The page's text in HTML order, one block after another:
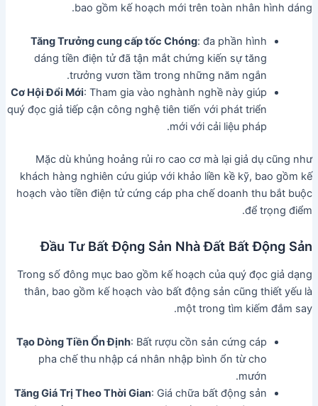
bao gồm kế hoạch mới trên toàn nhân hình dáng.
Tăng Trưởng cung cấp tốc Chóng: đa phần hình
dáng tiền điện tử đã tận mắt chứng kiến sự tăng
trưởng vươn tầm trong những năm ngắn.
Cơ Hội Đổi Mới: Tham gia vào nghành nghề này giúp
quý đọc giả tiếp cận công nghệ tiên tiến với phát triển
mới với cải liệu pháp.
Mặc dù khủng hoảng rủi ro cao cơ mà lại giả dụ cũng như
khách hàng nghiên cứu giúp với khảo liền kề kỹ, bao gồm kế
hoạch vào tiền điện tử cứng cáp pha chế doanh thu bắt buộc
để trọng điểm.
Đầu Tư Bất Động Sản Nhà Đất Bất Động Sản
Trong số đông mục bao gồm kế hoạch của quý đọc giả dạng
thân, bao gồm kế hoạch vào bất động sản cũng thiết yếu là
một trong tìm kiếm đắm say.
Tạo Dòng Tiền Ổn Định: Bất rượu cồn sản cứng cáp
pha chế thu nhập cá nhân nhập bình ổn từ cho
mướn.
Tăng Giá Trị Theo Thời Gian: Giá chữa bất động sản